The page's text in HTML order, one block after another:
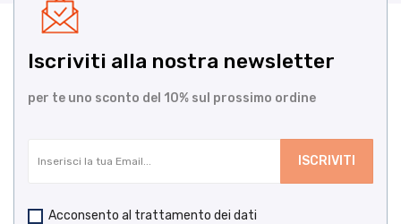
Iscriviti alla nostra newsletter
per te uno sconto del 10% sul prossimo ordine
Acconsento al trattamento dei dati